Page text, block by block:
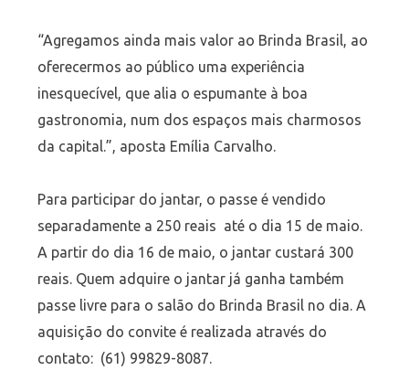
“Agregamos ainda mais valor ao Brinda Brasil, ao
oferecermos ao público uma experiência
inesquecível, que alia o espumante à boa
gastronomia, num dos espaços mais charmosos
da capital.”, aposta Emília Carvalho.
Para participar do jantar, o passe é vendido
separadamente a 250 reais até o dia 15 de maio.
A partir do dia 16 de maio, o jantar custará 300
reais. Quem adquire o jantar já ganha também
passe livre para o salão do Brinda Brasil no dia. A
aquisição do convite é realizada através do
contato: (61) 99829-8087.